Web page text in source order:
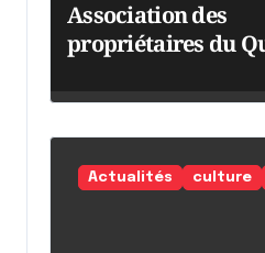
Association des
propriétaires du
Actualités culture